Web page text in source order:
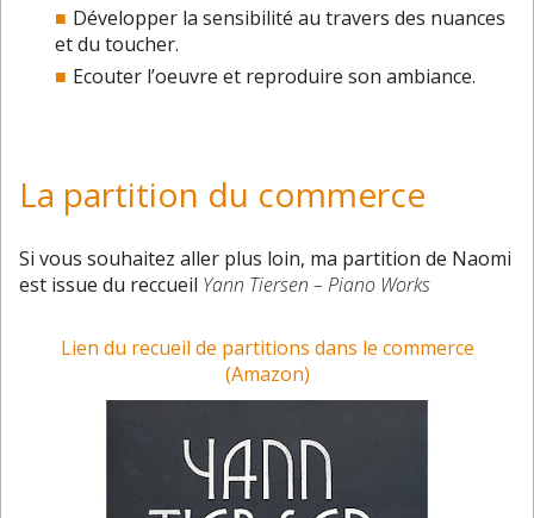
Développer la sensibilité au travers des nuances
et du toucher.
Ecouter l’oeuvre et reproduire son ambiance.
La partition du commerce
Si vous souhaitez aller plus loin, ma partition de Naomi
est issue du reccueil Yann Tiersen – Piano Works
Lien du recueil de partitions dans le commerce
(Amazon)